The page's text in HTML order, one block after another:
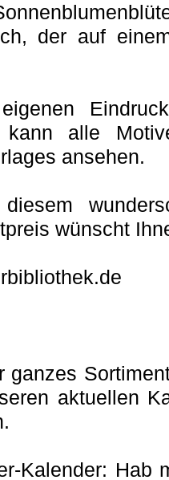
der auf
kann alle
ansehen.
wünscht
ganzes
aktuellen
Kalender: Hab